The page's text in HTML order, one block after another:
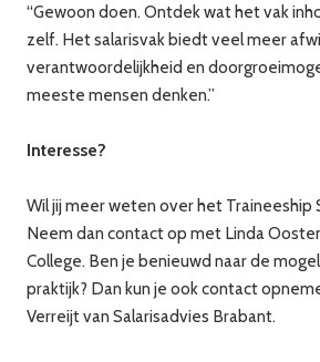
“Gewoon doen. Ontdek wat het vak
zelf. Het salarisvak biedt veel meer
verantwoordelijkheid en
meeste mensen denken.”
Interesse?
Wil jij meer weten over het Traineeship
Neem dan contact op met Linda
College. Ben je benieuwd naar de
praktijk? Dan kun je ook contact
Verreijt van Salarisadvies Brabant.